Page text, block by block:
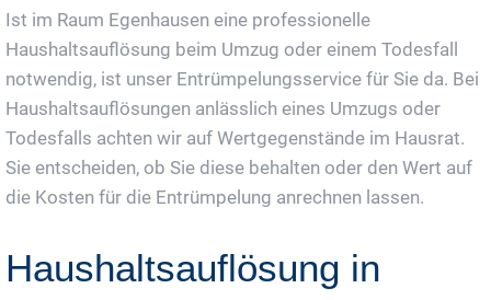
Ist im Raum Egenhausen eine professionelle
Haushaltsauflösung beim Umzug oder einem Todesfall
notwendig, ist unser Entrümpelungsservice für Sie da. Bei
Haushaltsauflösungen anlässlich eines Umzugs oder
Todesfalls achten wir auf Wertgegenstände im Hausrat.
Sie entscheiden, ob Sie diese behalten oder den Wert auf
die Kosten für die Entrümpelung anrechnen lassen.
Haushaltsauflösung in